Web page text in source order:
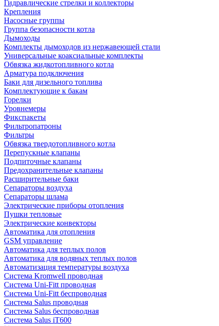
Гидравлические стрелки и коллекторы
Крепления
Насосные группы
Группа безопасности котла
Дымоходы
Комплекты дымоходов из нержавеющей стали
Универсальные коаксиальные комплекты
Обвязка жидкотопливного котла
Арматура подключения
Баки для дизельного топлива
Комплектующие к бакам
Горелки
Уровнемеры
Фикспакеты
Фильтропатроны
Фильтры
Обвязка твердотопливного котла
Перепускные клапаны
Подпиточные клапаны
Предохранительные клапаны
Расширительные баки
Сепараторы воздуха
Сепараторы шлама
Электрические приборы отопления
Пушки тепловые
Электрические конвекторы
Автоматика для отопления
GSM управление
Автоматика для теплых полов
Автоматика для водяных теплых полов
Автоматизация температуры воздуха
Система Kromwell проводная
Система Uni-Fitt проводная
Система Uni-Fitt беспроводная
Система Salus проводная
Система Salus беспроводная
Система Salus iT600